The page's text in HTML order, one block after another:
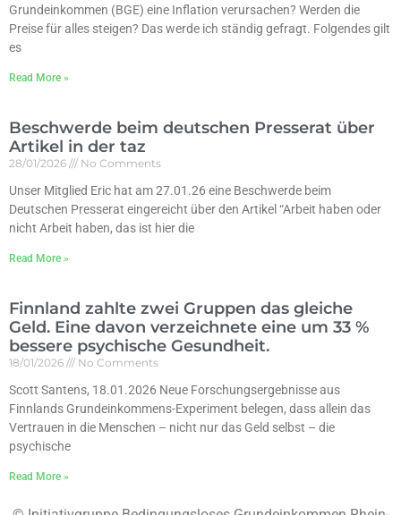
Grundeinkommen (BGE) eine Inflation verursachen? Werden die
Preise für alles steigen? Das werde ich ständig gefragt. Folgendes gilt
es
Read More »
Beschwerde beim deutschen Presserat über
Artikel in der taz
28/01/2026 No Comments
Unser Mitglied Eric hat am 27.01.26 eine Beschwerde beim
Deutschen Presserat eingereicht über den Artikel “Arbeit haben oder
nicht Arbeit haben, das ist hier die
Read More »
Finnland zahlte zwei Gruppen das gleiche
Geld. Eine davon verzeichnete eine um 33 %
bessere psychische Gesundheit.
18/01/2026 No Comments
Scott Santens, 18.01.2026 Neue Forschungsergebnisse aus
Finnlands Grundeinkommens-Experiment belegen, dass allein das
Vertrauen in die Menschen – nicht nur das Geld selbst – die
psychische
Read More »